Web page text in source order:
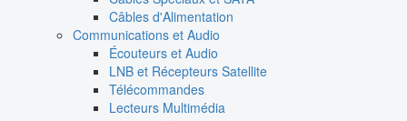
Câbles d'Alimentation
Communications et Audio
Écouteurs et Audio
LNB et Récepteurs Satellite
Télécommandes
Lecteurs Multimédia